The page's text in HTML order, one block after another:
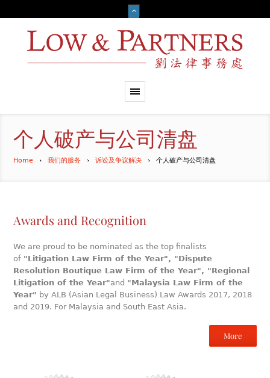
个人破产与公司清盘
Home 我们的服务 诉讼及争议解决 个人破产与公司清盘
Awards and Recognition
We are proud to be nominated as the top finalists
of "Litigation Law Firm of the Year", "Dispute
Resolution Boutique Law Firm of the Year", "Regional
Litigation of the Year"and "Malaysia Law Firm of the
Year" by ALB (Asian Legal Business) Law Awards 2017, 2018
and 2019. For Malaysia and South East Asia.
More